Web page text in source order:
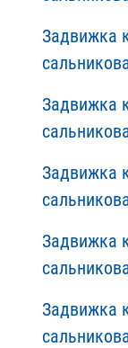
Задвижка
Задвижка
Задвижка
Задвижка
Задвижка